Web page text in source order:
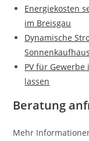
Energiekosten
im Breisgau
Dynamische
PV für
lassen
Beratung
Mehr